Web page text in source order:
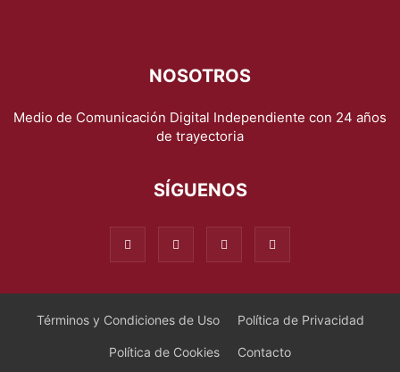
NOSOTROS
Medio de Comunicación Digital Independiente con 24 años
de trayectoria
SÍGUENOS
Términos y Condiciones de Uso Política de Privacidad
Política de Cookies Contacto